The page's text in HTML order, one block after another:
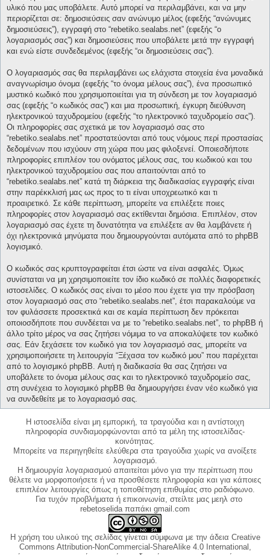
υλικό που μας υποβάλετε. Αυτό μπορεί να περιλαμβάνει, και να μην
περιορίζεται σε: δημοσιεύσεις σαν ανώνυμο μέλος (εφεξής “ανώνυμες
δημοσιεύσεις”), εγγραφή στο “rebetiko.sealabs.net” (εφεξής “ο
λογαριασμός σας”) και δημοσιεύσεις που υποβάλετε μετά την εγγραφή
και ενώ είστε συνδεδεμένος (εφεξής “οι δημοσιεύσεις σας”).
Ο λογαριασμός σας θα περιλαμβάνει ως ελάχιστα στοιχεία ένα μοναδικά
αναγνωρίσιμο όνομα (εφεξής “το όνομα μέλους σας”), ένα προσωπικό
μυστικό κωδικό που χρησιμοποιείται για τη σύνδεση με τον λογαριασμό
σας (εφεξής “ο κωδικός σας”) και μια προσωπική, έγκυρη διεύθυνση
ηλεκτρονικού ταχυδρομείου (εφεξής “το ηλεκτρονικό ταχυδρομείο σας”).
Οι πληροφορίες σας σχετικά με τον λογαριασμό σας στο
“rebetiko.sealabs.net” προστατεύονται από τους νόμους περί προστασίας
δεδομένων που ισχύουν στη χώρα που μας φιλοξενεί. Οποιεσδήποτε
πληροφορίες επιπλέον του ονόματος μέλους σας, του κωδικού και του
ηλεκτρονικού ταχυδρομείου σας που απαιτούνται από το
“rebetiko.sealabs.net” κατά τη διάρκεια της διαδικασίας εγγραφής είναι
στην παρέκκλισή μας ως προς το τι είναι υποχρεωτικό και τι
προαιρετικό. Σε κάθε περίπτωση, μπορείτε να επιλέξετε ποιες
πληροφορίες στον λογαριασμό σας εκτίθενται δημόσια. Επιπλέον, στον
λογαριασμό σας έχετε τη δυνατότητα να επιλέξετε αν θα λαμβάνετε ή
όχι ηλεκτρονικά μηνύματα που δημιουργούνται αυτόματα από το phpBB
λογισμικό.
Ο κωδικός σας κρυπτογραφείται έτσι ώστε να είναι ασφαλές. Όμως
συνίσταται να μη χρησιμοποιείτε τον ίδιο κωδικό σε πολλές διαφορετικές
ιστοσελίδες. Ο κωδικός σας είναι το μέσο που έχετε για την πρόσβαση
στον λογαριασμό σας στο “rebetiko.sealabs.net”, έτσι παρακαλούμε να
τον φυλάσσετε προσεκτικά και σε καμία περίπτωση δεν πρόκειται
οποιοσδήποτε που συνδέεται να με το “rebetiko.sealabs.net”, το phpBB ή
άλλο τρίτο μέρος να σας ζητήσει νόμιμα το να αποκαλύψετε τον κωδικό
σας. Εάν ξεχάσετε τον κωδικό για τον λογαριασμό σας, μπορείτε να
χρησιμοποιήσετε τη λειτουργία “Ξέχασα τον κωδικό μου” που παρέχεται
από το λογισμικό phpBB. Αυτή η διαδικασία θα σας ζητήσει να
υποβάλετε το όνομα μέλους σας και το ηλεκτρονικό ταχυδρομείο σας,
στη συνέχεια το λογισμικό phpBB θα δημιουργήσει έναν νέο κωδικό για
να συνδεθείτε με το λογαριασμό σας.
Η ιστοσελίδα είναι μη εμπορική, τα τραγούδια και η αντίστοιχη
πληροφορία συνδιαμορφώνονται από τα μέλη της ιστοσελίδας-
κοινότητας.
Μπορείτε να περιηγηθείτε ελεύθερα στα τραγούδια χωρίς να ανοίξετε
λογαριασμό.
Η δημιουργία λογαριασμού απαιτείται μόνο για την περίπτωση που
θέλετε να μορφοποιήσετε ή να προσθέσετε πληροφορία και για κάποιες
επιπλέον λειτουργίες όπως η τοποθέτηση επιθυμίας στο ραδιόφωνο.
Για τυχόν προβλήματα ή επικοινωνία, στείλτε μας μεηλ στο
rebetoselida παπάκι gmail.com
Η χρήση του υλικού της σελίδας γίνεται σύμφωνα με την άδεια Creative
Commons Attribution-NonCommercial-ShareAlike 4.0 International,